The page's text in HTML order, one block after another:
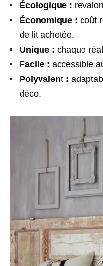
Écologique :
Économique : coût
de lit achetée.
Unique : chaque
Facile : accessible
Polyvalent :
déco.